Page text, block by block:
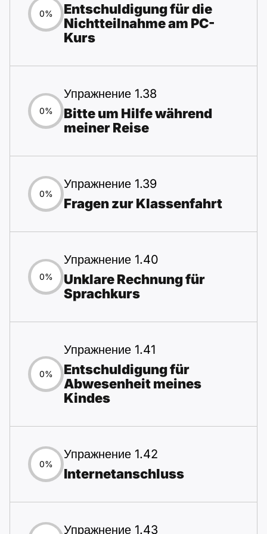
0%
Entschuldigung für die
Nichtteilnahme am PC-
Kurs
0%
Упражнение 1.38
Bitte um Hilfe während
meiner Reise
0%
Упражнение 1.39
Fragen zur Klassenfahrt
0%
Упражнение 1.40
Unklare Rechnung für
Sprachkurs
0%
Упражнение 1.41
Entschuldigung für
Abwesenheit meines
Kindes
0%
Упражнение 1.42
Internetanschluss
Упражнение 1.43